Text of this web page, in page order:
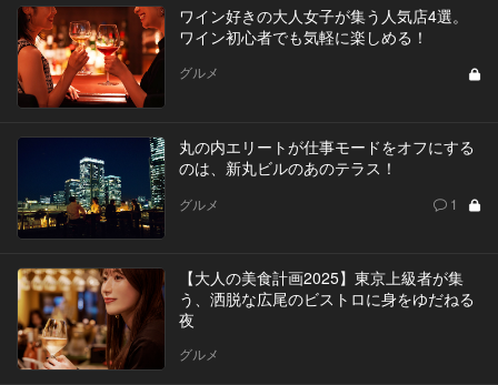
ワイン好きの大人女子が集う人気店4選。
ワイン初心者でも気軽に楽しめる！
グルメ
丸の内エリートが仕事モードをオフにする
のは、新丸ビルのあのテラス！
グルメ 1
【大人の美食計画2025】東京上級者が集
う、洒脱な広尾のビストロに身をゆだねる
夜
グルメ